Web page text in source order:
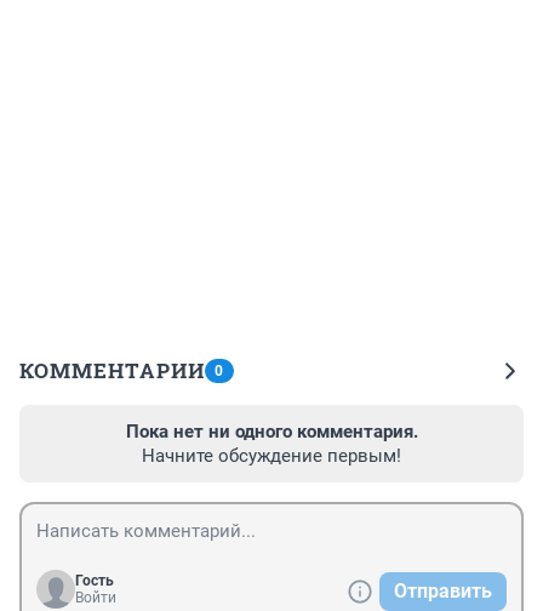
КОММЕНТАРИИ 0
Пока нет ни одного комментария.
Начните обсуждение первым!
Гость
Войти
Отправить